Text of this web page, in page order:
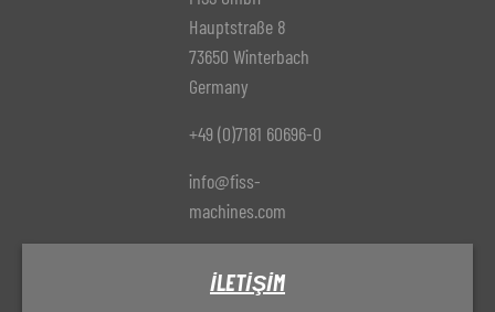
Hauptstraße 8
73650 Winterbach
Germany
+49 (0)7181 60696-0
info@fiss-
machines.com
İLETIŞIM